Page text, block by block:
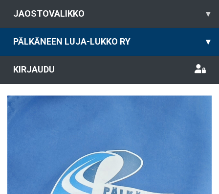
JAOSTOVALIKKO ▾
PÄLKÄNEEN LUJA-LUKKO RY ▾
KIRJAUDU